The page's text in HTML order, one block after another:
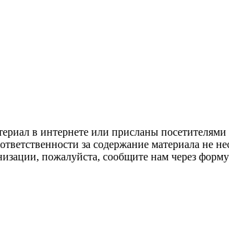
в интернете или присланы посетителями
за содержание материала не
пожалуйста, сообщите нам через форму